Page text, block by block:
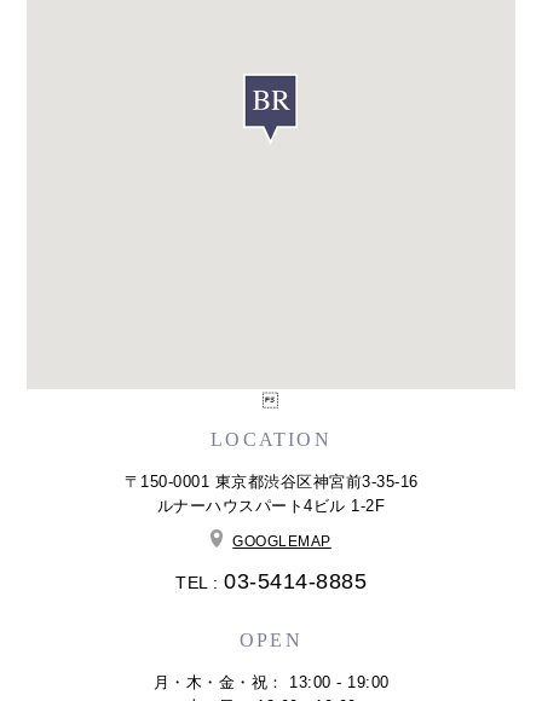
LOCATION
〒150-0001 東京都渋谷区神宮前3-35-16
ルナーハウスパート4ビル 1-2F
GOOGLEMAP
TEL : 03-5414-8885
OPEN
月・木・金・祝： 13:00 - 19:00